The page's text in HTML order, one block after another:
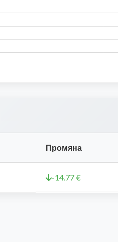
Промяна
-14.77 €